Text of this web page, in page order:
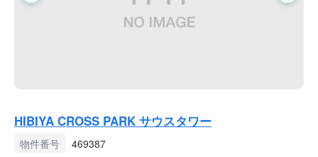
HIBIYA CROSS PARK サウスタワー
物件番号
469387